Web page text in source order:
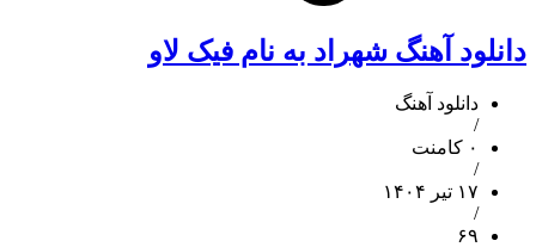
دانلود آهنگ شهراد به نام فیک لاو
دانلود آهنگ
/
۰ کامنت
/
۱۷ تیر ۱۴۰۴
/
۶۹